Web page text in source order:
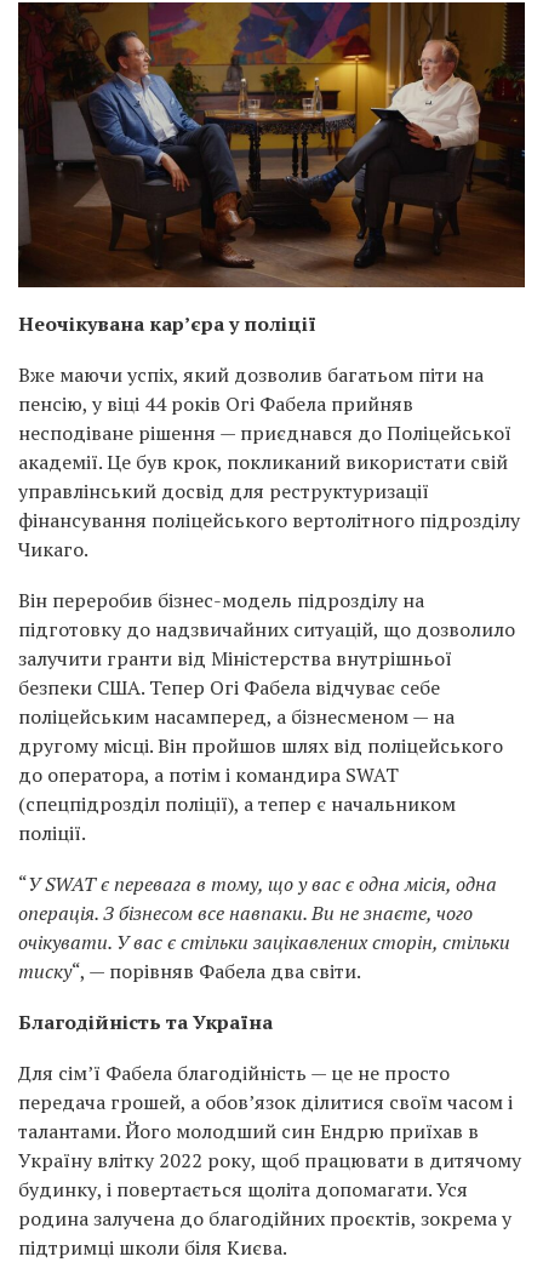
Неочікувана кар’єра у поліції
Вже маючи успіх, який дозволив багатьом піти на
пенсію, у віці 44 років Огі Фабела прийняв
несподіване рішення — приєднався до Поліцейської
академії. Це був крок, покликаний використати свій
управлінський досвід для реструктуризації
фінансування поліцейського вертолітного підрозділу
Чикаго.
Він переробив бізнес-модель підрозділу на
підготовку до надзвичайних ситуацій, що дозволило
залучити гранти від Міністерства внутрішньої
безпеки США. Тепер Огі Фабела відчуває себе
поліцейським насамперед, а бізнесменом — на
другому місці. Він пройшов шлях від поліцейського
до оператора, а потім і командира SWAT
(спецпідрозділ поліції), а тепер є начальником
поліції.
“У SWAT є перевага в тому, що у вас є одна місія, одна
операція. З бізнесом все навпаки. Ви не знаєте, чого
очікувати. У вас є стільки зацікавлених сторін, стільки
тиску“, — порівняв Фабела два світи.
Благодійність та Україна
Для сім’ї Фабела благодійність — це не просто
передача грошей, а обов’язок ділитися своїм часом і
талантами. Його молодший син Ендрю приїхав в
Україну влітку 2022 року, щоб працювати в дитячому
будинку, і повертається щоліта допомагати. Уся
родина залучена до благодійних проєктів, зокрема у
підтримці школи біля Києва.